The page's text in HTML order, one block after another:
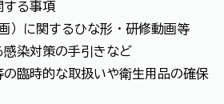
る事項
）に関するひな形・研修動画等
染対策の手引きなど
臨時的な取扱いや衛生用品の確保